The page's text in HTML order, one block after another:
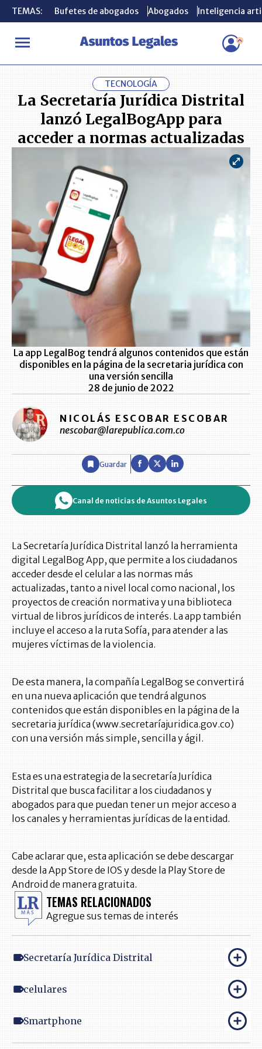
TEMAS: Bufetes de abogados Abogados Inteligencia
INICIO ACTUALIDAD La Secretaría Jurídica Distrital lanzó
TEMAS: Bufetes de abogados Abogados Inteligencia
TECNOLOGÍA
La Secretaría Jurídica Distrital
lanzó LegalBogApp para
acceder a normas actualizadas
La app LegalBog tendrá algunos contenidos que están
disponibles en la página de la secretaria jurídica con
una versión sencilla
28 de junio de 2022
NICOLÁS ESCOBAR ESCOBAR
nescobar@larepublica.com.co
Guardar
Canal de noticias de Asuntos Legales
La Secretaría Jurídica Distrital lanzó la herramienta
digital LegalBog App, que permite a los ciudadanos
acceder desde el celular a las normas más
actualizadas, tanto a nivel local como nacional, los
proyectos de creación normativa y una biblioteca
virtual de libros jurídicos de interés. La app también
incluye el acceso a la ruta Sofía, para atender a las
mujeres víctimas de la violencia.
De esta manera, la compañía LegalBog se convertirá
en una nueva aplicación que tendrá algunos
contenidos que están disponibles en la página de la
secretaria jurídica (www.secretaríajuridica.gov.co)
con una versión más simple, sencilla y ágil.
Esta es una estrategia de la secretaría Jurídica
Distrital que busca facilitar a los ciudadanos y
abogados para que puedan tener un mejor acceso a
los canales y herramientas jurídicas de la entidad.
Cabe aclarar que, esta aplicación se debe descargar
desde la App Store de IOS y desde la Play Store de
Android de manera gratuita.
TEMAS RELACIONADOS
Agregue sus temas de interés
Secretaría Jurídica Distrital
celulares
Smartphone